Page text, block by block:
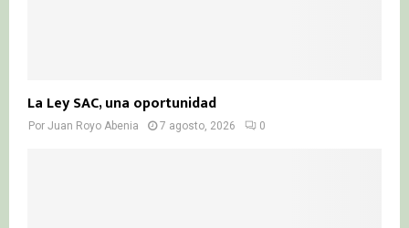
La Ley SAC, una oportunidad
Por Juan Royo Abenia 7 agosto, 2026 0